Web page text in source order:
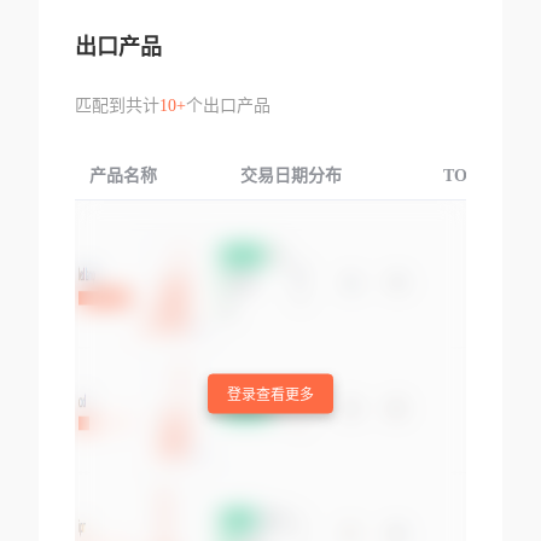
出口产品
匹配到共计10+个出口产品
产品名称 交易日期分布 TOP3交易国
登录查看更多